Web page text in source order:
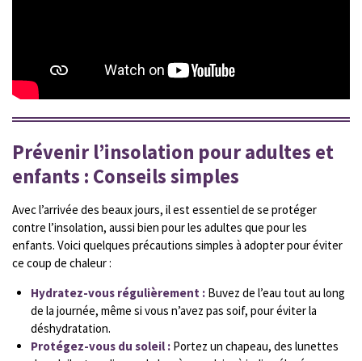
Prévenir l’insolation pour adultes et
enfants : Conseils simples
Avec l’arrivée des beaux jours, il est essentiel de se protéger
contre l’insolation, aussi bien pour les adultes que pour les
enfants. Voici quelques précautions simples à adopter pour éviter
ce coup de chaleur :
Hydratez-vous régulièrement :Buvez de l’eau tout au long
de la journée, même si vous n’avez pas soif, pour éviter la
déshydratation.
Protégez-vous du soleil :Portez un chapeau, des lunettes